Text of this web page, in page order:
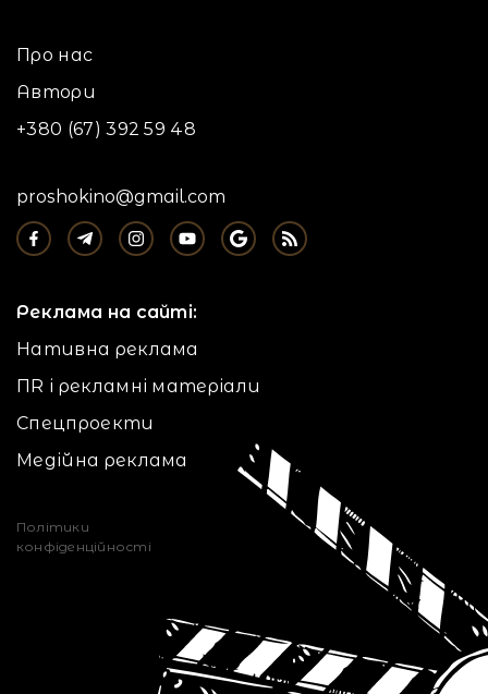
Про нас
Автори
+380 (67) 392 59 48
proshokino@gmail.com
Реклама на сайті:
Нативна реклама
ПR і рекламні матеріали
Спецпроекти
Медійна реклама
Політики
конфіденційності